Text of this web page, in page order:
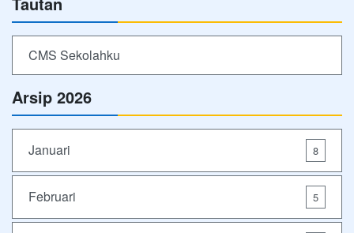
CMS Sekolahku
Arsip 2026
Januari 8
Februari 5